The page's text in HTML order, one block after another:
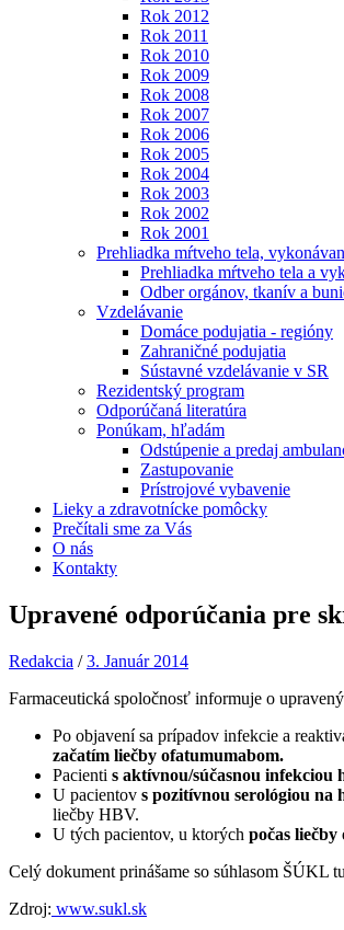
Rok 2012
Rok 2011
Rok 2010
Rok 2009
Rok 2008
Rok 2007
Rok 2006
Rok 2005
Rok 2004
Rok 2003
Rok 2002
Rok 2001
Prehliadka mŕtveho tela,
Prehliadka mŕtveho tela a
Odber orgánov, tkanív a
Vzdelávanie
Domáce podujatia - regióny
Zahraničné podujatia
Sústavné vzdelávanie v SR
Rezidentský program
Odporúčaná literatúra
Ponúkam, hľadám
Odstúpenie a predaj
Zastupovanie
Prístrojové vybavenie
Lieky a zdravotnícke pomôcky
Prečítali sme za Vás
O nás
Kontakty
Upravené odporúčania pre
Redakcia /3. Január 2014
Farmaceutická spoločnosť informuje o
Po objavení sa prípadov infekcie a
začatím liečby ofatumumabom.
Pacienti s aktívnou/súčasnou
U pacientov s pozitívnou serológiou na
liečby HBV.
U tých pacientov, u ktorých počas
Celý dokument prinášame so súhlasom ŠÚKL
Zdroj: www.sukl.sk